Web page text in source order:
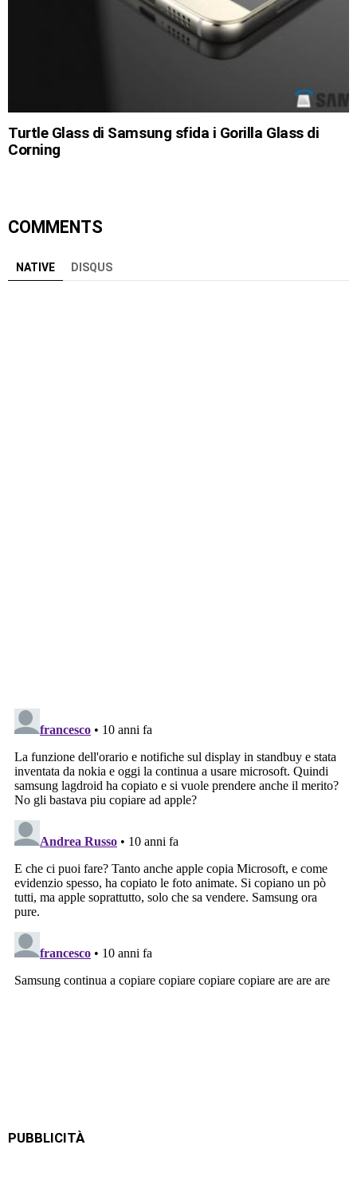
Turtle Glass di Samsung sfida i Gorilla Glass di
Corning
COMMENTS
NATIVE DISQUS
PUBBLICITÀ